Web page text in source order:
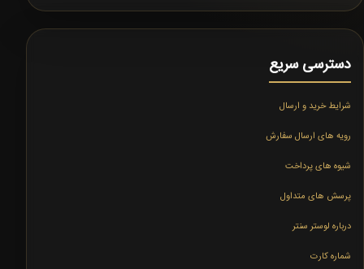
دسترسی سریع
شرایط خرید و ارسال
رویه های ارسال سفارش
شیوه های پرداخت
پرسش های متداول
درباره لوستر سنتر
شماره کارت